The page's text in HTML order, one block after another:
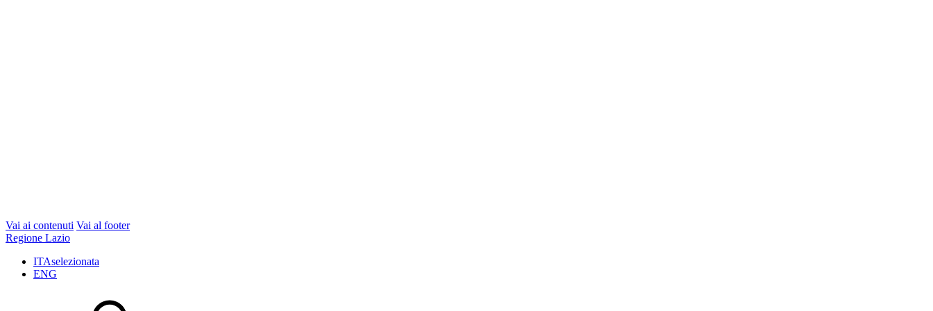
Vai ai contenuti Vai al footer
Regione Lazio
ITAselezionata
ENG